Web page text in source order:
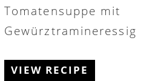
Tomatensuppe mit
Gewürztramineressig
VIEW RECIPE